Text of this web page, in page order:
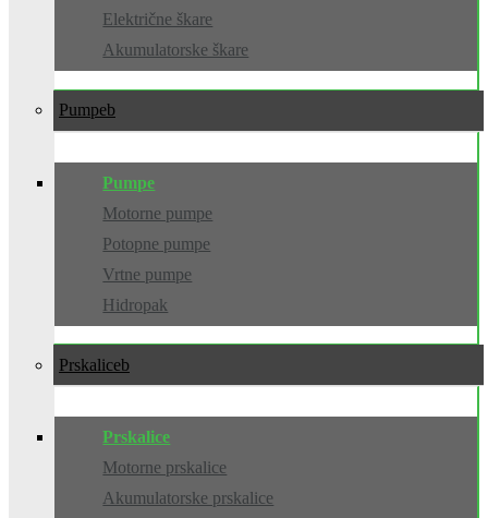
Električne škare
Akumulatorske škare
Pumpe
Pumpe
Motorne pumpe
Potopne pumpe
Vrtne pumpe
Hidropak
Prskalice
Prskalice
Motorne prskalice
Akumulatorske prskalice